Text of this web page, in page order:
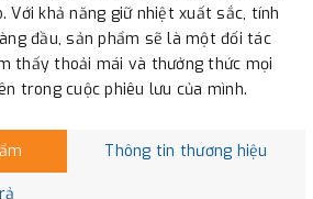
Với khả năng giữ nhiệt xuất sắc, tính
đầu, sản phẩm sẽ là một đối tác
thấy thoải mái và thưởng thức mọi
trong cuộc phiêu lưu của mình.
Thông tin thương hiệu